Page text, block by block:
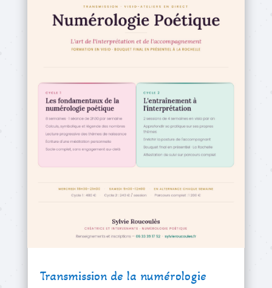
Transmission de la numérologie